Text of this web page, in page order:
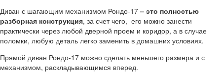
Диван с шагающим механизмом Рондо-17– это полностью
разборная конструкция, за счет чего, его можно занести
практически через любой дверной проем и коридор, а в случае
поломки, любую деталь легко заменить в домашних условиях.
Прямой диван Рондо-17 можно сделать меньшего размера и с
механизмом, раскладывающимся вперед.